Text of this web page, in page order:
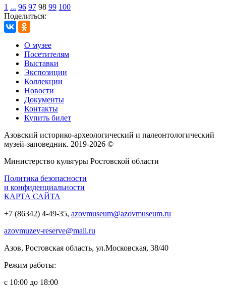
1 ... 96 97 98 99 100
Поделиться:
О музее
Посетителям
Выставки
Экспозиции
Коллекции
Новости
Документы
Контакты
Купить билет
Азовский историко‑археологический и палеонтологический
музей‑заповедник. 2019-2026 ©
Министерство культуры Ростовской области
Политика безопасности
и конфиденциальности
КАРТА САЙТА
+7 (86342) 4-49-35, azovmuseum@azovmuseum.ru
azovmuzey-reserve@mail.ru
Азов, Ростовская область, ул.Московская, 38/40
Режим работы:
с 10:00 до 18:00